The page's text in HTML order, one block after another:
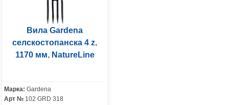
Вила Gardena
селскостопанска 4 z,
1170 мм, NatureLine
Марка: Gardena
Арт № 102 GRD 318